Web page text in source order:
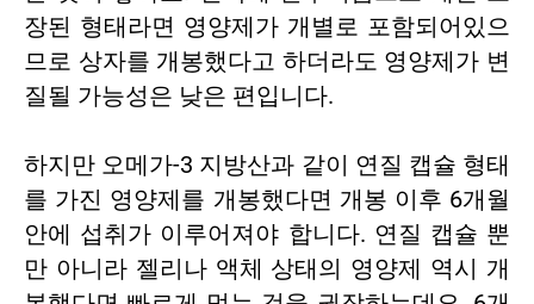
장된 형태라면 영양제가 개별로 포함되어있으
므로 상자를 개봉했다고 하더라도 영양제가 변
질될 가능성은 낮은 편입니다.
하지만 오메가-3 지방산과 같이 연질 캡슐 형태
를 가진 영양제를 개봉했다면 개봉 이후 6개월
안에 섭취가 이루어져야 합니다. 연질 캡슐 뿐
만 아니라 젤리나 액체 상태의 영양제 역시 개